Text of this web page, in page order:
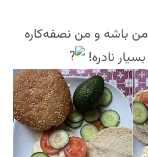
باشه و من نصفه‌کاره
نادره!